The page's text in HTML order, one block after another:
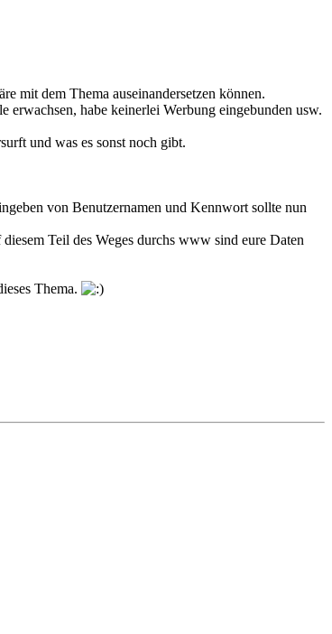
mit dem Thema auseinandersetzen können.
habe keinerlei Werbung eingebunden usw.
und was es sonst noch gibt.
von Benutzernamen und Kennwort sollte nun
Teil des Weges durchs www sind eure Daten
Thema.